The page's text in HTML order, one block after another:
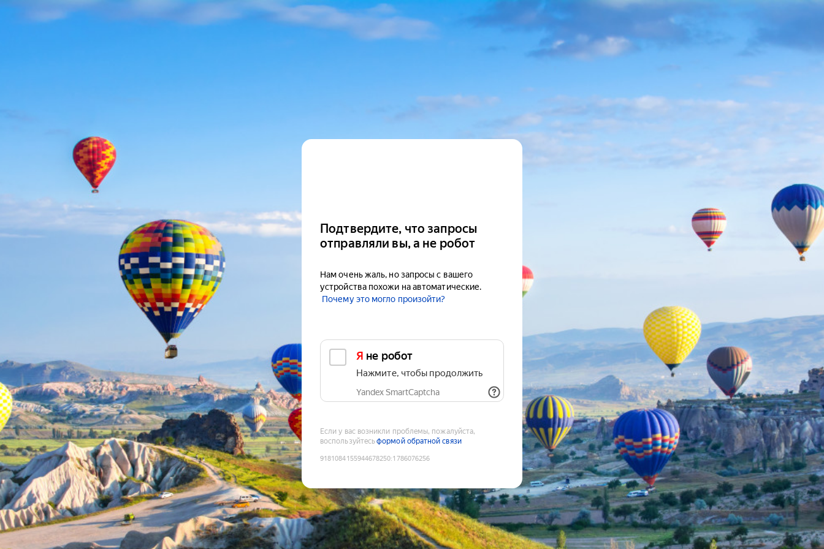
Подтвердите, что запросы
отправляли вы, а не робот
Нам очень жаль, но запросы с вашего
устройства похожи на автоматические.
Почему это могло произойти?
Я не робот
Нажмите, чтобы продолжить
Yandex SmartCaptcha
Если у вас возникли проблемы, пожалуйста,
воспользуйтесьформой обратной связи
9181084155944678250:1786076256